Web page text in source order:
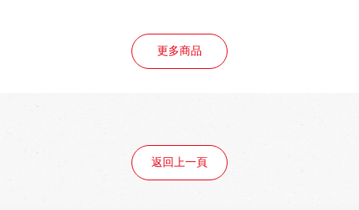
更多商品
返回上一頁